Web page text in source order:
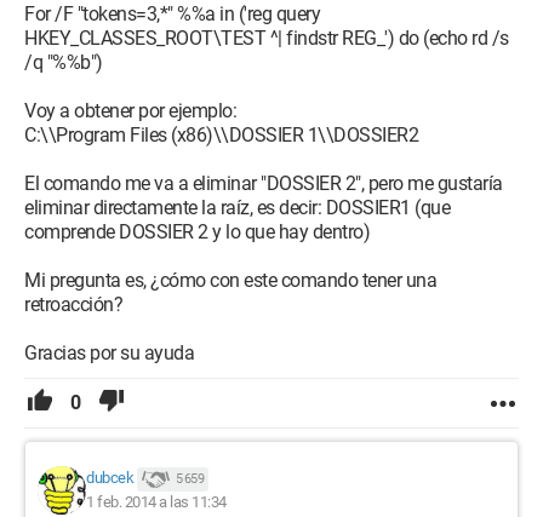
For /F "tokens=3,*" %%a in ('reg query
HKEY_CLASSES_ROOT\TEST ^| findstr REG_') do (echo rd /s
/q "%%b")
Voy a obtener por ejemplo:
C:\\Program Files (x86)\\DOSSIER 1\\DOSSIER2
El comando me va a eliminar "DOSSIER 2", pero me gustaría
eliminar directamente la raíz, es decir: DOSSIER1 (que
comprende DOSSIER 2 y lo que hay dentro)
Mi pregunta es, ¿cómo con este comando tener una
retroacción?
Gracias por su ayuda
0
dubcek 5 659
1 feb. 2014 a las 11:34